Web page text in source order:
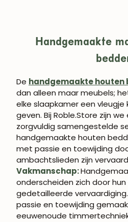
Handgemaakte
De handgemaakte houten
dan alleen maar meubels;
elke slaapkamer een vleugje
geven. Bij Roble.Store zijn
zorgvuldig samengestelde
handgemaakte houten
met passie en toewijding
ambachtslieden zijn
Vakmanschap:
onderscheiden zich door
gedetailleerde
passie en toewijding
eeuwenoude